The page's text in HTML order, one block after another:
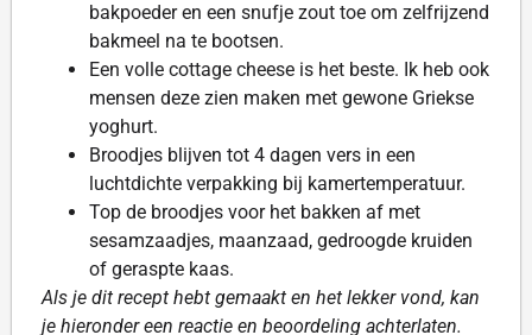
bakpoeder en een snufje zout toe om zelfrijzend
bakmeel na te bootsen.
Een volle cottage cheese is het beste. Ik heb ook
mensen deze zien maken met gewone Griekse
yoghurt.
Broodjes blijven tot 4 dagen vers in een
luchtdichte verpakking bij kamertemperatuur.
Top de broodjes voor het bakken af met
sesamzaadjes, maanzaad, gedroogde kruiden
of geraspte kaas.
Als je dit recept hebt gemaakt en het lekker vond, kan
je hieronder een reactie en beoordeling achterlaten.